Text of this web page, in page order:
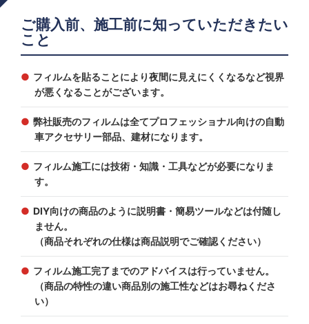
ご購入前、施工前に知っていただきたい
こと
フィルムを貼ることにより夜間に見えにくくなるなど視界
が悪くなることがございます。
弊社販売のフィルムは全てプロフェッショナル向けの自動
車アクセサリー部品、建材になります。
フィルム施工には技術・知識・工具などが必要になりま
す。
DIY向けの商品のように説明書・簡易ツールなどは付随し
ません。
（商品それぞれの仕様は商品説明でご確認ください）
フィルム施工完了までのアドバイスは行っていません。
（商品の特性の違い商品別の施工性などはお尋ねくださ
い）